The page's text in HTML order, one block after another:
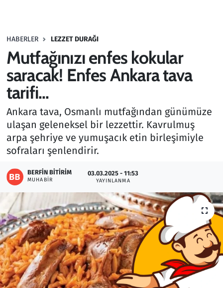
HABERLER LEZZET DURAĞI
Mutfağınızı enfes kokular
saracak! Enfes Ankara tava
tarifi...
Ankara tava, Osmanlı mutfağından günümüze
ulaşan geleneksel bir lezzettir. Kavrulmuş
arpa şehriye ve yumuşacık etin birleşimiyle
sofraları şenlendirir.
BERFIN BITIRIM
MUHABIR
03.03.2025 - 11:53
YAYINLANMA
Haber
Kültür Sanat
Kurumsal Haberler
Lezzet Durağı
Memur ve Kamu
Otomobil
Oyun
Ramazan
Resmi İlanlar
Rüya Tabirleri